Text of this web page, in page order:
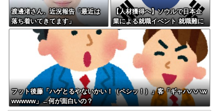
渡邊渚さん、近況報告「最近は
落ち着いてきてます」
【人材獲得へ】ソウルで日本企
業による就職イベント 就職難に
苦しむ韓国の若者が日本に注目
フット後藤「ハゲとるやないかい！（ペシッ！）」客「ギャハハハw
wwwww」←何が面白いの？